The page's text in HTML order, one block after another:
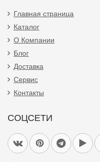
Главная страница
Каталог
О Компании
Блог
Доставка
Сервис
Контакты
СОЦСЕТИ